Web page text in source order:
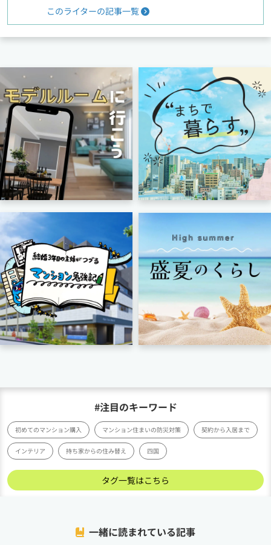
このライターの記事一覧
#注目のキーワード
初めてのマンション購入 マンション住まいの防災対策 契約から入居まで
インテリア 持ち家からの住み替え 四国
タグ一覧はこちら
一緒に読まれている記事